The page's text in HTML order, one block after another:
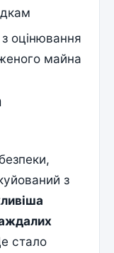
оцінювання
майна
з
стало